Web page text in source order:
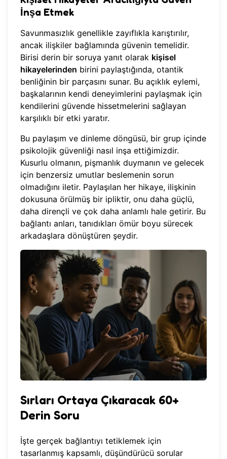
İnşa Etmek
Savunmasızlık genellikle zayıflıkla karıştırılır,
ancak ilişkiler bağlamında güvenin temelidir.
Birisi derin bir soruya yanıt olarak kişisel
hikayelerinden birini paylaştığında, otantik
benliğinin bir parçasını sunar. Bu açıklık eylemi,
başkalarının kendi deneyimlerini paylaşmak için
kendilerini güvende hissetmelerini sağlayan
karşılıklı bir etki yaratır.
Bu paylaşım ve dinleme döngüsü, bir grup içinde
psikolojik güvenliği nasıl inşa ettiğimizdir.
Kusurlu olmanın, pişmanlık duymanın ve gelecek
için benzersiz umutlar beslemenin sorun
olmadığını iletir. Paylaşılan her hikaye, ilişkinin
dokusuna örülmüş bir ipliktir, onu daha güçlü,
daha dirençli ve çok daha anlamlı hale getirir. Bu
bağlantı anları, tanıdıkları ömür boyu sürecek
arkadaşlara dönüştüren şeydir.
Sırları Ortaya Çıkaracak 60+
Derin Soru
İşte gerçek bağlantıyı tetiklemek için
tasarlanmış kapsamlı, düşündürücü sorular